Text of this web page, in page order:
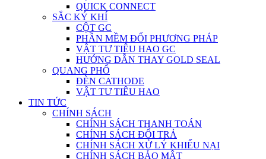
QUICK CONNECT
SẮC KÝ KHÍ
CỘT GC
PHẦN MỀM ĐỔI PHƯƠNG PHÁP
VẬT TƯ TIÊU HAO GC
HƯỚNG DẪN THAY GOLD SEAL
QUANG PHỔ
ĐÈN CATHODE
VẬT TƯ TIÊU HAO
TIN TỨC
CHÍNH SÁCH
CHÍNH SÁCH THANH TOÁN
CHÍNH SÁCH ĐỔI TRẢ
CHÍNH SÁCH XỬ LÝ KHIẾU NẠI
CHÍNH SÁCH BẢO MẬT